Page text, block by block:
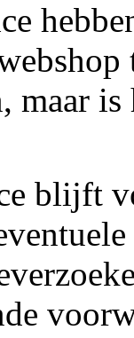
maar
blijft